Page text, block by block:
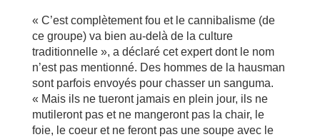
« C’est complètement fou et le cannibalisme (de
ce groupe) va bien au-delà de la culture
traditionnelle », a déclaré cet expert dont le nom
n’est pas mentionné. Des hommes de la hausman
sont parfois envoyés pour chasser un sanguma.
« Mais ils ne tueront jamais en plein jour, ils ne
mutileront pas et ne mangeront pas la chair, le
foie, le coeur et ne feront pas une soupe avec le